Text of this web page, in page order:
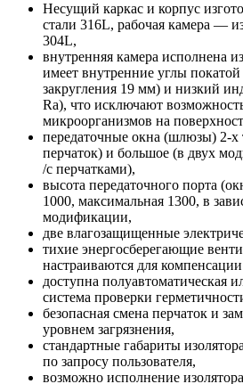
Несущий каркас и корпус
стали 316L, рабочая камера —
304L,
внутренняя камера исполнена
имеет внутренние углы
закругления 19 мм) и низкий
Ra), что исключают
микроорганизмов на
передаточные окна (шлюзы) 2-х
перчаток) и большое (в двух
/с перчатками),
высота передаточного порта
1000, максимальная 1300, в
модификации,
две влагозащищенные
тихие энергосберегающие
настраиваются для
доступна полуавтоматическая
система проверки
безопасная смена перчаток и
уровнем загрязнения,
стандартные габариты
по запросу пользователя,
возможно исполнение